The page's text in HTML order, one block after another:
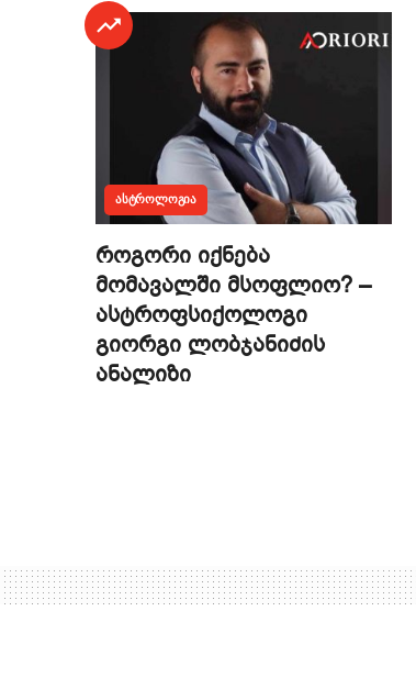
ᲐᲡᲢᲠᲝᲚᲝᲒᲘᲐ
როგორი იქნება
მომავალში მსოფლიო? –
ასტროფსიქოლოგი
გიორგი ლობჯანიძის
ანალიზი